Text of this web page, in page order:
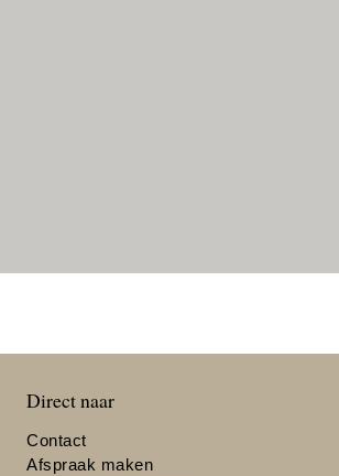
Direct naar
Contact
Afspraak maken